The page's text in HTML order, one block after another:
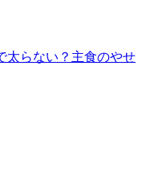
太らない？主食のやせ